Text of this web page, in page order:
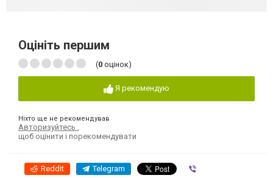
Оцініть першим
(0 оцінок)
Я рекомендую
Ніхто ще не рекомендував
Авторизуйтесь
щоб оцінити і порекомендувати
Reddit Telegram